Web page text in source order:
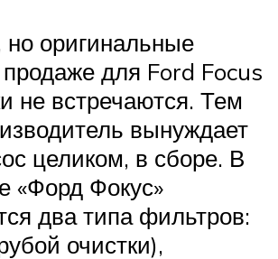
но оригинальные
для Ford Focus
не встречаются. Тем
вынуждает
целиком, в сборе. В
«Форд Фокус»
два типа фильтров:
очистки),